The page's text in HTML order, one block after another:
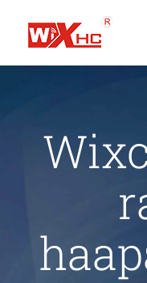
parau